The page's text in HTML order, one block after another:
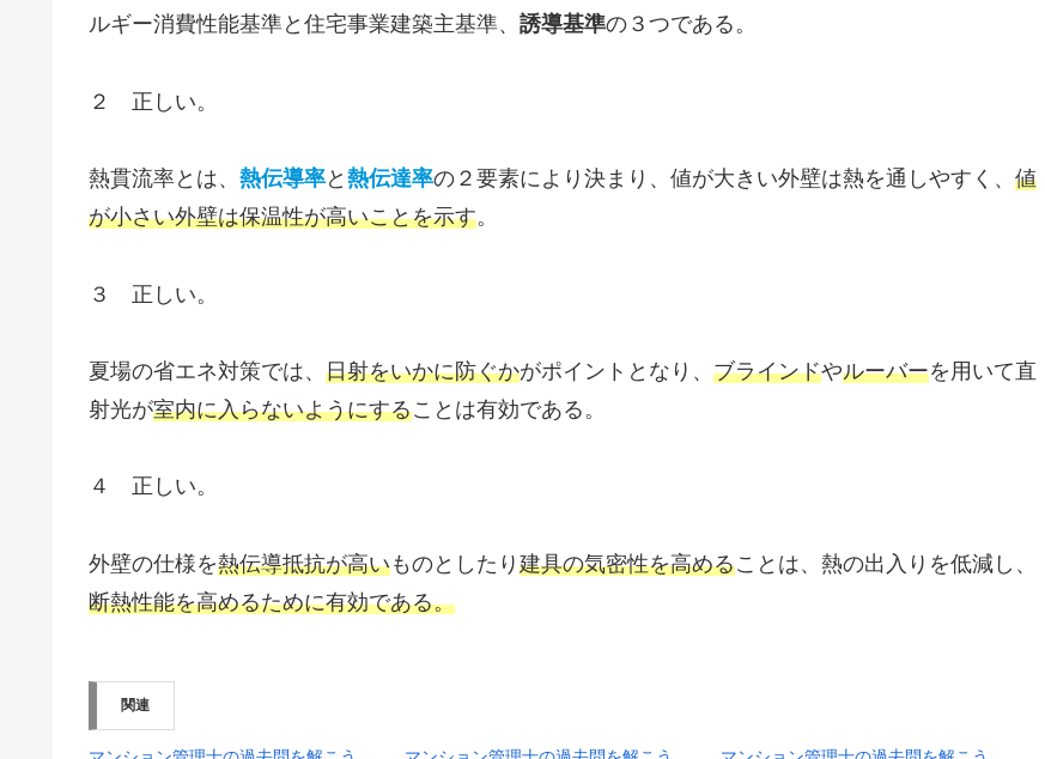
ルギー消費性能基準と住宅事業建築主基準、 誘導基準の３つである。
２ 正しい。
熱貫流率とは、 熱伝導率と 熱伝達率の２要素により決まり、値が大きい外壁は熱を通しやすく、 値
が小さい外壁は保温性が高いことを示す。
３ 正しい。
夏場の省エネ対策では、 日射をいかに防ぐかがポイントとなり、 ブラインドやルーバーを用いて直
射光が室内に入らないようにすることは有効である。
４ 正しい。
外壁の仕様を熱伝導抵抗が高いものとしたり 建具の気密性を高めることは、熱の出入りを低減し、
断熱性能を高めるために有効である。
関連